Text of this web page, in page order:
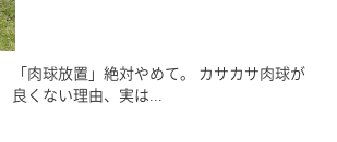
「肉球放置」絶対やめて。 カサカサ肉球が
良くない理由、実は...